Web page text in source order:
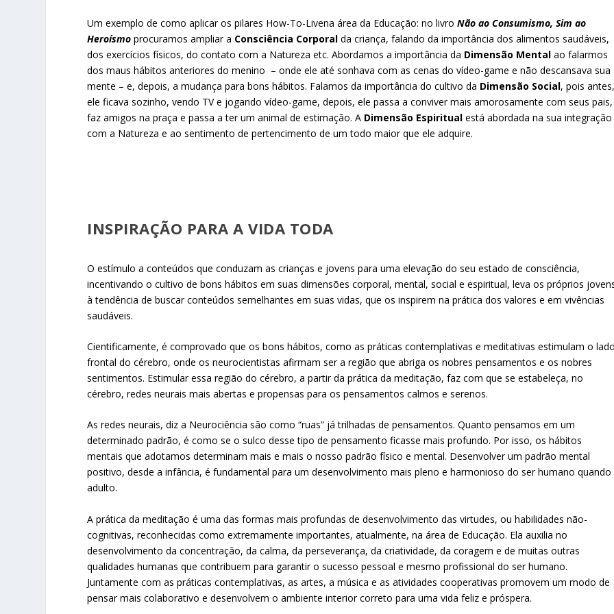
Um exemplo de como aplicar os pilares How-To-Livena área da Educação: no livroNão ao Consumismo, Sim ao
Heroísmo procuramos ampliar a Consciência Corporal da criança, falando da importância dos alimentos saudáveis,
dos exercícios físicos, do contato com a Natureza etc. Abordamos a importância da Dimensão Mental ao falarmos
dos maus hábitos anteriores do menino – onde ele até sonhava com as cenas do vídeo-game e não descansava sua
mente – e, depois, a mudança para bons hábitos. Falamos da importância do cultivo da Dimensão Social, pois
ele ficava sozinho, vendo TV e jogando vídeo-game, depois, ele passa a conviver mais amorosamente com seus pais,
faz amigos na praça e passa a ter um animal de estimação. A Dimensão Espiritual está abordada na sua integração
com a Natureza e ao sentimento de pertencimento de um todo maior que ele adquire.
INSPIRAÇÃO PARA A VIDA TODA
O estímulo a conteúdos que conduzam as crianças e jovens para uma elevação do seu estado de consciência,
incentivando o cultivo de bons hábitos em suas dimensões corporal, mental, social e espiritual, leva os próprios
à tendência de buscar conteúdos semelhantes em suas vidas, que os inspirem na prática dos valores e em vivências
saudáveis.
Cientificamente, é comprovado que os bons hábitos, como as práticas contemplativas e meditativas estimulam o
frontal do cérebro, onde os neurocientistas afirmam ser a região que abriga os nobres pensamentos e os nobres
sentimentos. Estimular essa região do cérebro, a partir da prática da meditação, faz com que se estabeleça, no
cérebro, redes neurais mais abertas e propensas para os pensamentos calmos e serenos.
As redes neurais, diz a Neurociência são como “ruas” já trilhadas de pensamentos. Quanto pensamos em um
determinado padrão, é como se o sulco desse tipo de pensamento ficasse mais profundo. Por isso, os hábitos
mentais que adotamos determinam mais e mais o nosso padrão físico e mental. Desenvolver um padrão mental
positivo, desde a infância, é fundamental para um desenvolvimento mais pleno e harmonioso do ser humano quando
adulto.
A prática da meditação é uma das formas mais profundas de desenvolvimento das virtudes, ou habilidades não-
cognitivas, reconhecidas como extremamente importantes, atualmente, na área de Educação. Ela auxilia no
desenvolvimento da concentração, da calma, da perseverança, da criatividade, da coragem e de muitas outras
qualidades humanas que contribuem para garantir o sucesso pessoal e mesmo profissional do ser humano.
Juntamente com as práticas contemplativas, as artes, a música e as atividades cooperativas promovem um modo de
pensar mais colaborativo e desenvolvem o ambiente interior correto para uma vida feliz e próspera.